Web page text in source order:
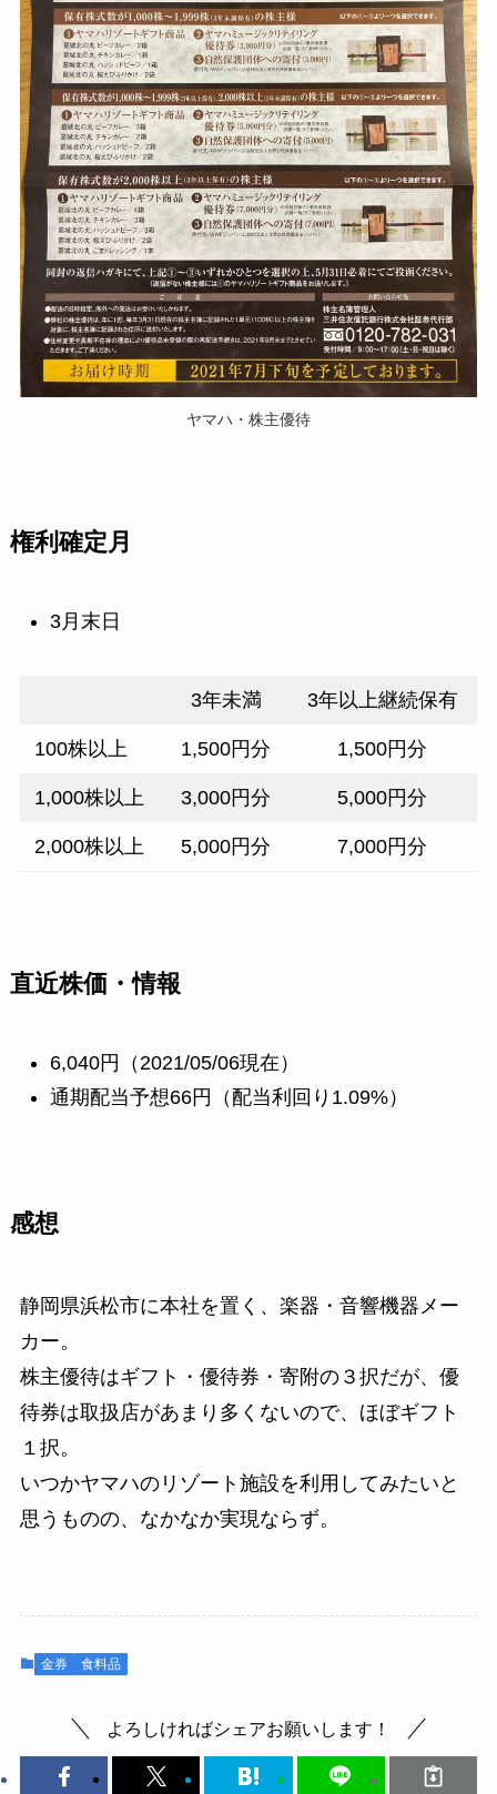
ヤマハ・株主優待
権利確定月
3月末日
3年未満 3年以上継続保有
100株以上 1,500円分 1,500円分
1,000株以上 3,000円分 5,000円分
2,000株以上 5,000円分 7,000円分
直近株価・情報
6,040円（2021/05/06現在）
通期配当予想66円（配当利回り1.09%）
感想
静岡県浜松市に本社を置く、楽器・音響機器メー
カー。
株主優待はギフト・優待券・寄附の３択だが、優
待券は取扱店があまり多くないので、ほぼギフト
１択。
いつかヤマハのリゾート施設を利用してみたいと
思うものの、なかなか実現ならず。
金券 食料品
よろしければシェアお願いします！